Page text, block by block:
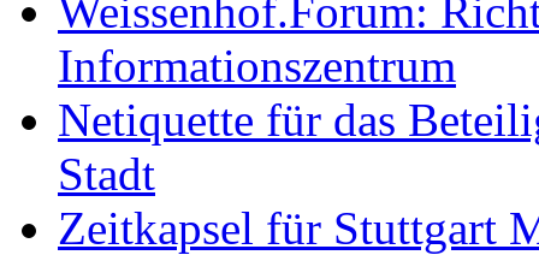
Weissenhof.Forum:
Informationszentrum
Netiquette für das
Stadt
Zeitkapsel für Stuttgart